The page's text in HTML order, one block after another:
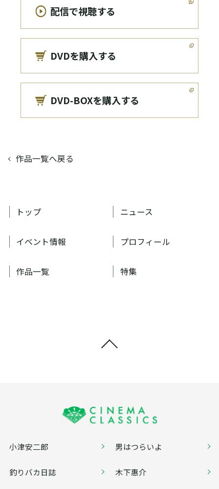
配信で視聴する
DVDを購入する
DVD-BOXを購入する
作品一覧へ戻る
トップ ニュース
イベント情報 プロフィール
作品一覧 特集
小津安二郎 男はつらいよ
釣りバカ日誌 木下惠介